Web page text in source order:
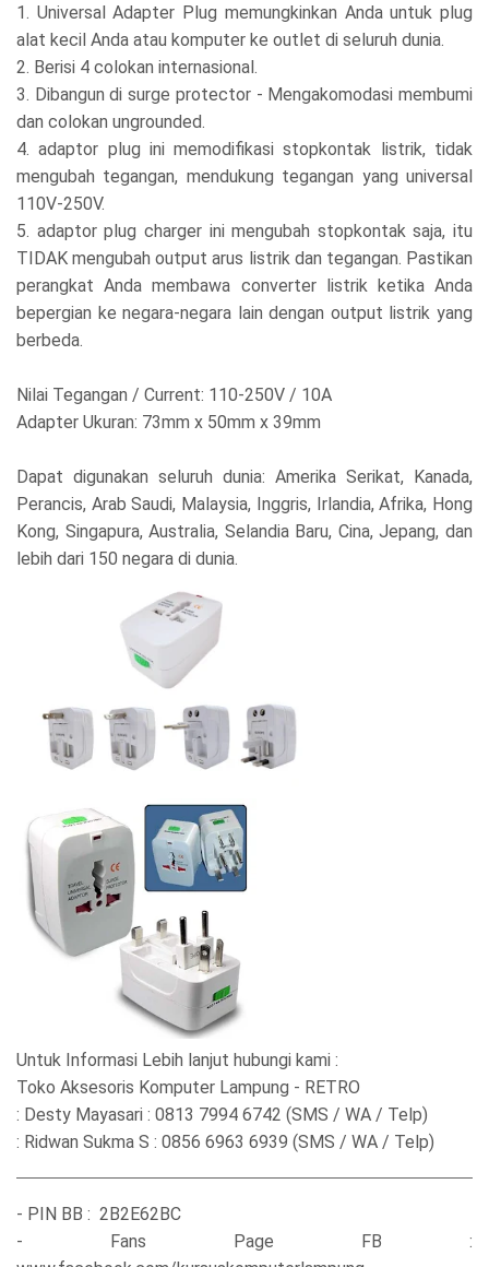
1. Universal Adapter Plug memungkinkan Anda untuk plug
alat kecil Anda atau komputer ke outlet di seluruh dunia.
2. Berisi 4 colokan internasional.
3. Dibangun di surge protector - Mengakomodasi membumi
dan colokan ungrounded.
4. adaptor plug ini memodifikasi stopkontak listrik, tidak
mengubah tegangan, mendukung tegangan yang universal
110V-250V.
5. adaptor plug charger ini mengubah stopkontak saja, itu
TIDAK mengubah output arus listrik dan tegangan. Pastikan
perangkat Anda membawa converter listrik ketika Anda
bepergian ke negara-negara lain dengan output listrik yang
berbeda.
Nilai Tegangan / Current: 110-250V / 10A
Adapter Ukuran: 73mm x 50mm x 39mm
Dapat digunakan seluruh dunia: Amerika Serikat, Kanada,
Perancis, Arab Saudi, Malaysia, Inggris, Irlandia, Afrika, Hong
Kong, Singapura, Australia, Selandia Baru, Cina, Jepang, dan
lebih dari 150 negara di dunia.
Untuk Informasi Lebih lanjut hubungi kami :
Toko Aksesoris Komputer Lampung - RETRO
: Desty Mayasari : 0813 7994 6742 (SMS / WA / Telp)
: Ridwan Sukma S : 0856 6963 6939 (SMS / WA / Telp)
- PIN BB : 2B2E62BC
- Fans Page FB :